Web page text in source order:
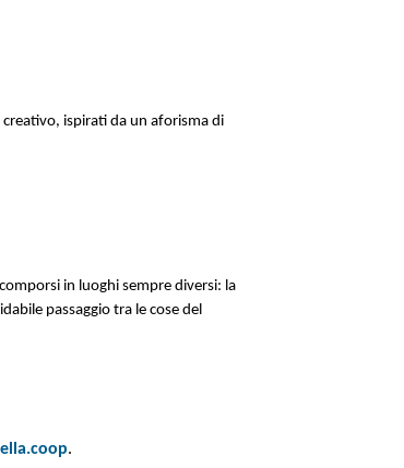
ispirati da un aforisma di
in luoghi sempre diversi: la
passaggio tra le cose del
.